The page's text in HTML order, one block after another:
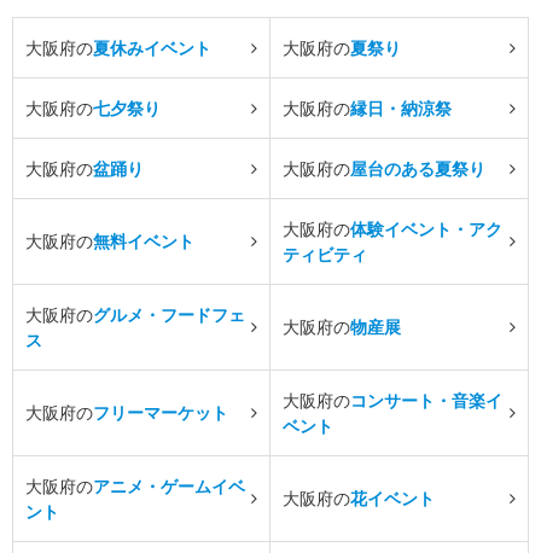
大阪府の夏休みイベント 大阪府の夏祭り
大阪府の七夕祭り 大阪府の縁日・納涼祭
大阪府の盆踊り 大阪府の屋台のある夏祭り
大阪府の無料イベント
大阪府の体験イベント・アク
ティビティ
大阪府のグルメ・フードフェ
ス
大阪府の物産展
大阪府のフリーマーケット
大阪府のコンサート・音楽イ
ベント
大阪府のアニメ・ゲームイベ
ント
大阪府の花イベント